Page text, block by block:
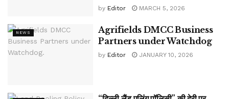
by Editor MARCH 5, 2026
NEWS
Agrifields DMCC Business
Partners under Watchdog
by Editor JANUARY 10, 2026